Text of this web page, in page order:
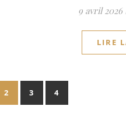
9 avril 2026
LIRE
2 3 4